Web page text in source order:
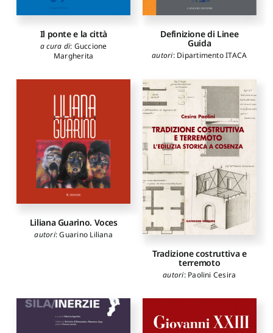
Il ponte e la città
a cura di: Guccione
Margherita
Definizione di Linee
Guida
autori: Dipartimento ITACA
Liliana Guarino. Voces
autori:Guarino Liliana
Tradizione costruttiva e
terremoto
autori: Paolini Cesira